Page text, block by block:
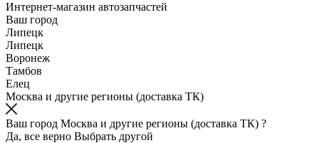
Интернет-магазин автозапчастей
Ваш город
Липецк
Липецк
Воронеж
Тамбов
Елец
Москва и другие регионы (доставка ТК)
Ваш город Москва и другие регионы (доставка ТК) ?
Да, все верно Выбрать другой